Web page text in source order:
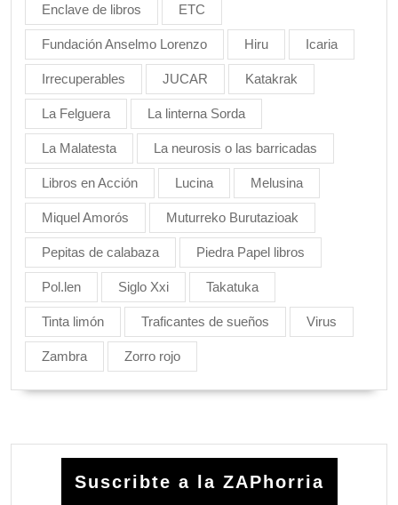
Enclave de libros ETC
Fundación Anselmo Lorenzo Hiru Icaria
Irrecuperables JUCAR Katakrak
La Felguera La linterna Sorda
La Malatesta La neurosis o las barricadas
Libros en Acción Lucina Melusina
Miquel Amorós Muturreko Burutazioak
Pepitas de calabaza Piedra Papel libros
Pol.len Siglo Xxi Takatuka
Tinta limón Traficantes de sueños Virus
Zambra Zorro rojo
Suscribte a la ZAPhorria